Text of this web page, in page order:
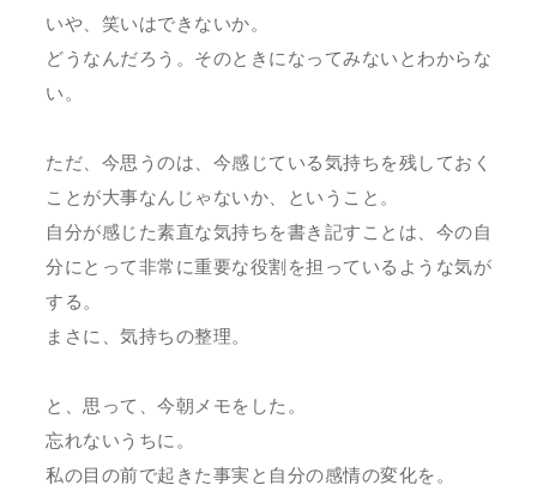
いや、笑いはできないか。
どうなんだろう。そのときになってみないとわからな
い。
ただ、今思うのは、今感じている気持ちを残しておく
ことが大事なんじゃないか、ということ。
自分が感じた素直な気持ちを書き記すことは、今の自
分にとって非常に重要な役割を担っているような気が
する。
まさに、気持ちの整理。
と、思って、今朝メモをした。
忘れないうちに。
私の目の前で起きた事実と自分の感情の変化を。